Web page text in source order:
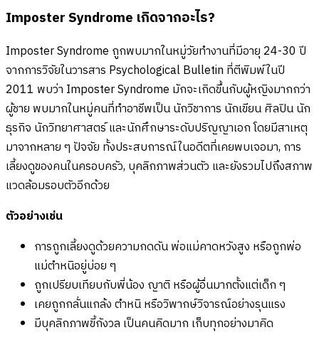
Imposter Syndrome เกิดจากอะไร?
Imposter Syndrome ถูกพบมากในหมู่วัยทำงานที่มีอายุ 24-30 ปี
จากการวิจัยในวารสาร Psychological Bulletin ที่ตีพิมพ์ในปี
2011 พบว่า Imposter Syndrome มักจะเกิดขึ้นกับผู้หญิงมากกว่า
ผู้ชาย พบมากในหมู่คนที่ทำอาชีพเป็น นักวิชาการ นักเขียน ศิลปิน นัก
ธุรกิจ นักวิทยาศาสตร์ และนักศึกษาระดับปริญญาเอก โดยมีสาเหตุ
มาจากหลาย ๆ ปัจจัย ทั้งประสบการณ์ในอดีตที่เคยพบเจอมา, การ
เลี้ยงดูของคนในครอบครัว, บุคลิกภาพส่วนตัว และยังรวมไปถึงสภาพ
แวดล้อมรอบตัวอีกด้วย
ตัวอย่างเช่น
การถูกเลี้ยงดูด้วยความกดดัน พ่อแม่คาดหวังสูง หรือถูกพ่อ
แม่ตำหนิอยู่บ่อย ๆ
ถูกเปรียบเทียบกับพี่น้อง ญาติ หรือผู้อื่นมากตั้งแต่เด็ก ๆ
เคยถูกกลั่นแกล้ง ตำหนิ หรือวิพากษ์วิจารณ์อย่างรุนแรง
มีบุคลิกภาพขี้กังวล เป็นคนคิดมาก เก็บทุกอย่างมาคิด